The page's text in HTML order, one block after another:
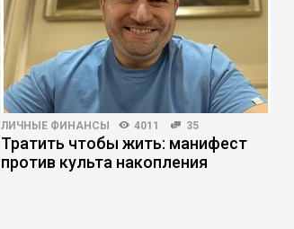
ЛИЧНЫЕ ФИНАНСЫ 4011 35
Тратить чтобы жить: манифест
против культа накопления